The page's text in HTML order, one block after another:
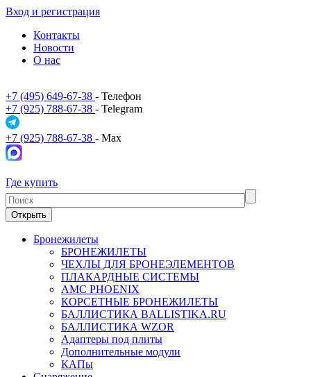
Вход и регистрация
Контакты
Новости
О нас
+7 (495) 649-67-38 - Телефон
+7 (925) 788-67-38 - Telegram
+7 (925) 788-67-38 - Max
Где купить
Открыть
Бронежилеты
БРОНЕЖИЛЕТЫ
ЧЕХЛЫ ДЛЯ БРОНЕЭЛЕМЕНТОВ
ПЛАКАРДНЫЕ СИСТЕМЫ
АМС PHOENIX
КОРСЕТНЫЕ БРОНЕЖИЛЕТЫ
БАЛЛИСТИКА BALLISTIKA.RU
БАЛЛИСТИКА WZOR
Адаптеры под плиты
Дополнительные модули
КАПы